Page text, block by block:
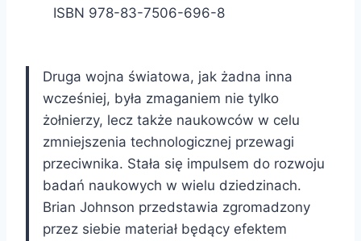
ISBN 978-83-7506-696-8
Druga wojna światowa, jak żadna inna
wcześniej, była zmaganiem nie tylko
żołnierzy, lecz także naukowców w celu
zmniejszenia technologicznej przewagi
przeciwnika. Stała się impulsem do rozwoju
badań naukowych w wielu dziedzinach.
Brian Johnson przedstawia zgromadzony
przez siebie materiał będący efektem